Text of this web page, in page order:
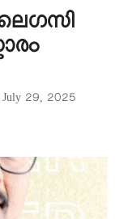
July 29, 2025